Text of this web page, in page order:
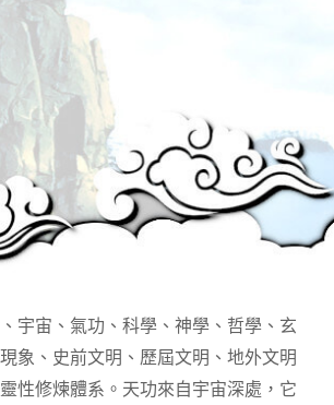
宇宙、氣功、科學、神學、哲學、玄
象、史前文明、歷屆文明、地外文明
性修煉體系。天功來自宇宙深處，它